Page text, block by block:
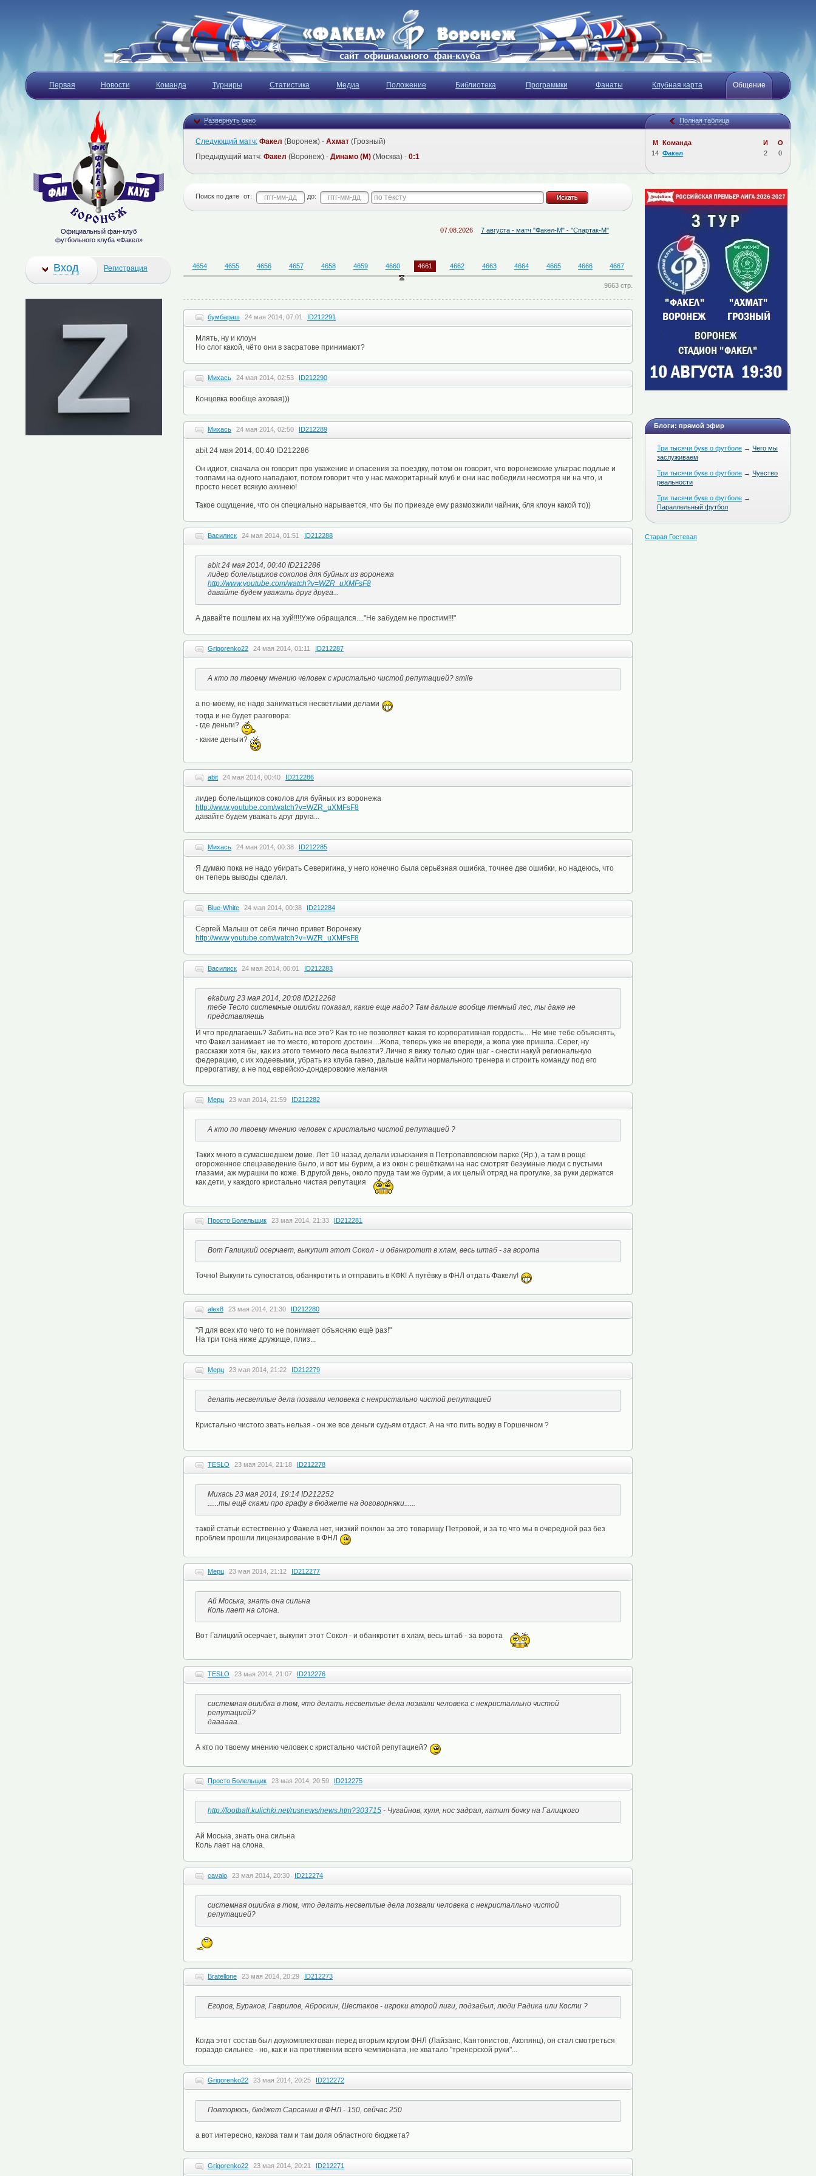
Первая Новости Команда Турниры Статистика Медиа Положение Библиотека Программки Фанаты Клубная карта Общение
Развернуть окно Полная таблица
М Команда И
О
14 Факел 2 0
Следующий матч: Факел (Воронеж) - Ахмат (Грозный)
Предыдущий матч: Факел (Воронеж) - Динамо (М) (Москва) - 0:1
Поиск по дате от: до:
07.08.2026 7 августа - матч "Факел-М" - "Спартак-М" Определён состав судейской бригады на матч
4654 4655 4656 4657 4658 4659 4660 4661 4662 4663 4664 4665 4666 4667
9663 стр.
бумбараш 24 мая 2014, 07:01 ID212291
Млять, ну и клоун
Но слог какой, чёто они в засратове принимают?
Михась 24 мая 2014, 02:53 ID212290
Концовка вообще аховая)))
Михась 24 мая 2014, 02:50 ID212289
abit 24 мая 2014, 00:40 ID212286
Он идиот, сначала он говорит про уважение и опасения за поездку, потом он говорит, что воронежские ультрас подлые и
толпами на одного нападают, потом говорит что у нас мажоритарный клуб и они нас победили несмотря ни на что, и
просто несет всякую ахинею!
Такое ощущение, что он специально нарывается, что бы по приезде ему размозжили чайник, бля клоун какой то))
Василиск 24 мая 2014, 01:51 ID212288
abit 24 мая 2014, 00:40 ID212286
лидер болельщиков соколов для буйных из воронежа
http://www.youtube.com/watch?v=WZR_uXMFsF8
давайте будем уважать друг друга...
А давайте пошлем их на хуй!!!!Уже обращался...."Не забудем не простим!!!"
Grigorenko22 24 мая 2014, 01:11 ID212287
А кто по твоему мнению человек с кристально чистой репутацией? smile
а по-моему, не надо заниматься несветлыми делами
тогда и не будет разговора:
- где деньги?
- какие деньги?
abit 24 мая 2014, 00:40 ID212286
лидер болельщиков соколов для буйных из воронежа
http://www.youtube.com/watch?v=WZR_uXMFsF8
давайте будем уважать друг друга...
Михась 24 мая 2014, 00:38 ID212285
Я думаю пока не надо убирать Северигина, у него конечно была серьёзная ошибка, точнее две ошибки, но надеюсь, что
он теперь выводы сделал.
Blue-White 24 мая 2014, 00:38 ID212284
Сергей Малыш от себя лично привет Воронежу
http://www.youtube.com/watch?v=WZR_uXMFsF8
Василиск 24 мая 2014, 00:01 ID212283
ekaburg 23 мая 2014, 20:08 ID212268
тебе Тесло системные ошибки показал, какие еще надо? Там дальше вообще темный лес, ты даже не
представляешь
И что предлагаешь? Забить на все это? Как то не позволяет какая то корпоративная гордость.... Не мне тебе объяснять,
что Факел занимает не то место, которого достоин....Жопа, теперь уже не впереди, а жопа уже пришла..Серег, ну
расскажи хотя бы, как из этого темного леса вылезти?.Лично я вижу только один шаг - снести накуй региональную
федерацию, с их ходеевыми, убрать из клуба гавно, дальше найти нормального тренера и строить команду под его
прерогативу, а не под еврейско-дондеровские желания
Мерц 23 мая 2014, 21:59 ID212282
А кто по твоему мнению человек с кристально чистой репутацией ?
Таких много в сумасшедшем доме. Лет 10 назад делали изыскания в Петропавловском парке (Яр.), а там в роще
огороженное спецзаведение было, и вот мы бурим, а из окон с решётками на нас смотрят безумные люди с пустыми
глазами, аж мурашки по коже. В другой день, около пруда там же бурим, а их целый отряд на прогулке, за руки держатся
как дети, у каждого кристально чистая репутация
Просто Болельщик 23 мая 2014, 21:33 ID212281
Вот Галицкий осерчает, выкупит этот Сокол - и обанкротит в хлам, весь штаб - за ворота
Точно! Выкупить супостатов, обанкротить и отправить в КФК! А путёвку в ФНЛ отдать Факелу!
alex8 23 мая 2014, 21:30 ID212280
"Я для всех кто чего то не понимает объясняю ещё раз!"
На три тона ниже дружище, плиз...
Мерц 23 мая 2014, 21:22 ID212279
делать несветлые дела позвали человека с некристально чистой репутацией
Кристально чистого звать нельзя - он же все деньги судьям отдаст. А на что пить водку в Горшечном ?
TESLO 23 мая 2014, 21:18 ID212278
Михась 23 мая 2014, 19:14 ID212252
......ты ещё скажи про графу в бюджете на договорняки......
такой статьи естественно у Факела нет, низкий поклон за это товарищу Петровой, и за то что мы в очередной раз без
проблем прошли лицензирование в ФНЛ
Мерц 23 мая 2014, 21:12 ID212277
Ай Моська, знать она сильна
Коль лает на слона.
Вот Галицкий осерчает, выкупит этот Сокол - и обанкротит в хлам, весь штаб - за ворота
TESLO 23 мая 2014, 21:07 ID212276
системная ошибка в том, что делать несветлые дела позвали человека с некристалльно чистой
репутацией?
даааааа...
А кто по твоему мнению человек с кристально чистой репутацией?
Просто Болельщик 23 мая 2014, 20:59 ID212275
http://football.kulichki.net/rusnews/news.htm?303715 - Чугайнов, хуля, нос задрал, катит бочку на Галицкого
Ай Моська, знать она сильна
Коль лает на слона.
cavalo 23 мая 2014, 20:30 ID212274
системная ошибка в том, что делать несветлые дела позвали человека с некристалльно чистой
репутацией?
Bratellone 23 мая 2014, 20:29 ID212273
Егоров, Бураков, Гаврилов, Аброскин, Шестаков - игроки второй лиги, подзабыл, люди Радика или Кости ?
Когда этот состав был доукомплектован перед вторым кругом ФНЛ (Лайзанс, Кантонистов, Акопянц), он стал смотреться
гораздо сильнее - но, как и на протяжении всего чемпионата, не хватало "тренерской руки"...
Grigorenko22 23 мая 2014, 20:25 ID212272
Повторюсь, бюджет Сарсании в ФНЛ - 150, сейчас 250
а вот интересно, какова там и там доля областного бюджета?
Grigorenko22 23 мая 2014, 20:21 ID212271
Блоги: прямой эфир
Три тысячи букв о футболе → Чего мы
заслуживаем
Три тысячи букв о футболе → Чувство
реальности
Три тысячи букв о футболе →
Параллельный футбол
Старая Гостевая
Официальный фан-клуб
футбольного клуба «Факел»
Вход Регистрация